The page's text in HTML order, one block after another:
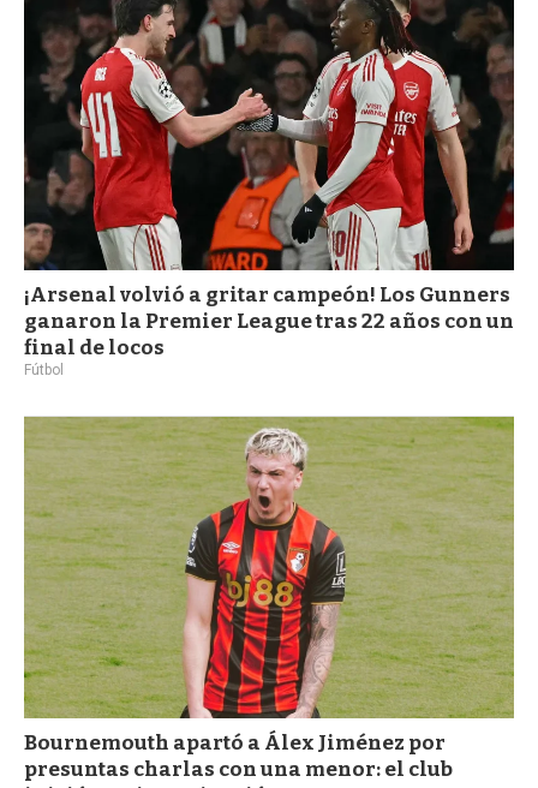
¡Arsenal volvió a gritar campeón! Los Gunners
ganaron la Premier League tras 22 años con un
final de locos
Fútbol
Bournemouth apartó a Álex Jiménez por
presuntas charlas con una menor: el club